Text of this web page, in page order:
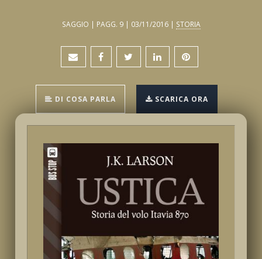
SAGGIO | PAGG. 9 | 03/11/2016 | STORIA
DI COSA PARLA SCARICA ORA